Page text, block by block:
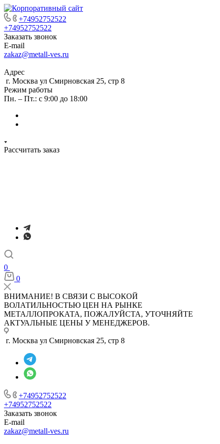
+74952752522
+74952752522
Заказать звонок
E-mail
zakaz@metall-ves.ru
Адрес
г. Москва ул Смирновская 25, стр 8
Режим работы
Пн. – Пт.: с 9:00 до 18:00
Рассчитать заказ
0
0
ВНИМАНИЕ! В СВЯЗИ С ВЫСОКОЙ
ВОЛАТИЛЬНОСТЬЮ ЦЕН НА РЫНКЕ
МЕТАЛЛОПРОКАТА, ПОЖАЛУЙСТА, УТОЧНЯЙТЕ
АКТУАЛЬНЫЕ ЦЕНЫ У МЕНЕДЖЕРОВ.
г. Москва ул Смирновская 25, стр 8
+74952752522
+74952752522
Заказать звонок
E-mail
zakaz@metall-ves.ru